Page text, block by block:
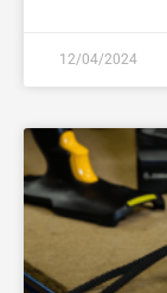
12/04/2024